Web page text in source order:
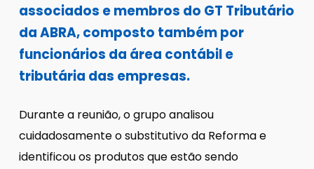
associados e membros do GT Tributário
da ABRA, composto também por
funcionários da área contábil e
tributária das empresas.
Durante a reunião, o grupo analisou
cuidadosamente o substitutivo da Reforma e
identificou os produtos que estão sendo